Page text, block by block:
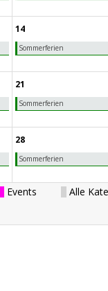
14
Sommerferien
21
Sommerferien
28
Sommerferien
Events Alle